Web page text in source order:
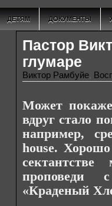
ДЕТЯМ ДОКУМЕНТЫ
Пастор
глумаре
Виктор Рамбуйе
Может
вдруг стало
например,
house.
проповеди
«Краденый